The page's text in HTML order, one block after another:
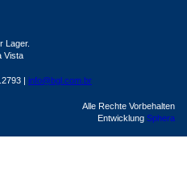
Lager.
Vista
| info@bgl.com.br
Alle Rechte Vorbehalten
Entwicklung Sphera